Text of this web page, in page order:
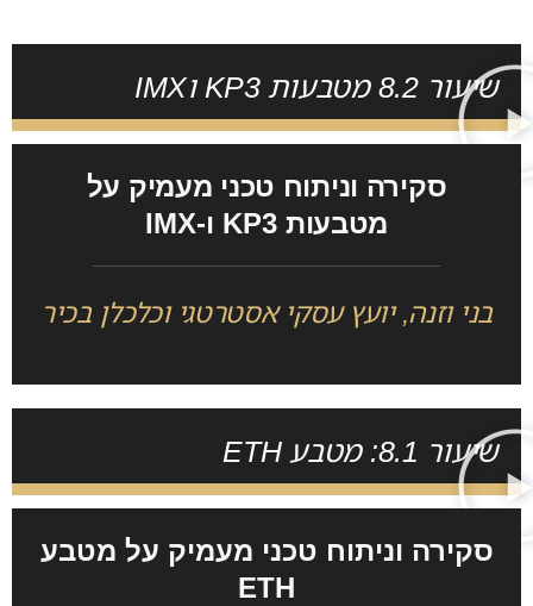
שיעור 8.2 מטבעות KP3 וIMX
סקירה וניתוח טכני מעמיק על
מטבעות KP3 ו-IMX
בני וזנה, יועץ עסקי אסטרטגי וכלכלן בכיר
שיעור 8.1: מטבע ETH
סקירה וניתוח טכני מעמיק על מטבע
ETH